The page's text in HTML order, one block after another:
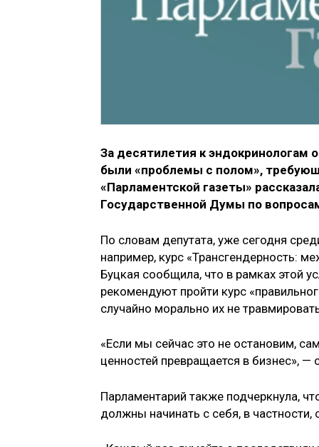
За десятилетия к
были «проблемы с полом»,
«Парламентской газеты»
Государственной Думы по
По словам депутата, уже сегодня
например, курс «Трансгендерность:
Буцкая сообщила, что в рамках этой
рекомендуют пройти курс
случайно морально их не
«Если мы сейчас это не остановим,
ценностей превращается в бизнес», —
Парламентарий также подчеркнула,
должны начинать с себя, в